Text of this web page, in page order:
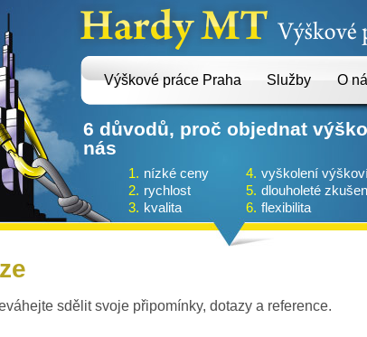
Výškové práce Praha Služby O
6 důvodů, proč objednat
nás
1. nízké ceny 4. vyškolení
2. rychlost 5. dlouholeté
3. kvalita 6. flexibilita
sdělit svoje připomínky, dotazy a reference.